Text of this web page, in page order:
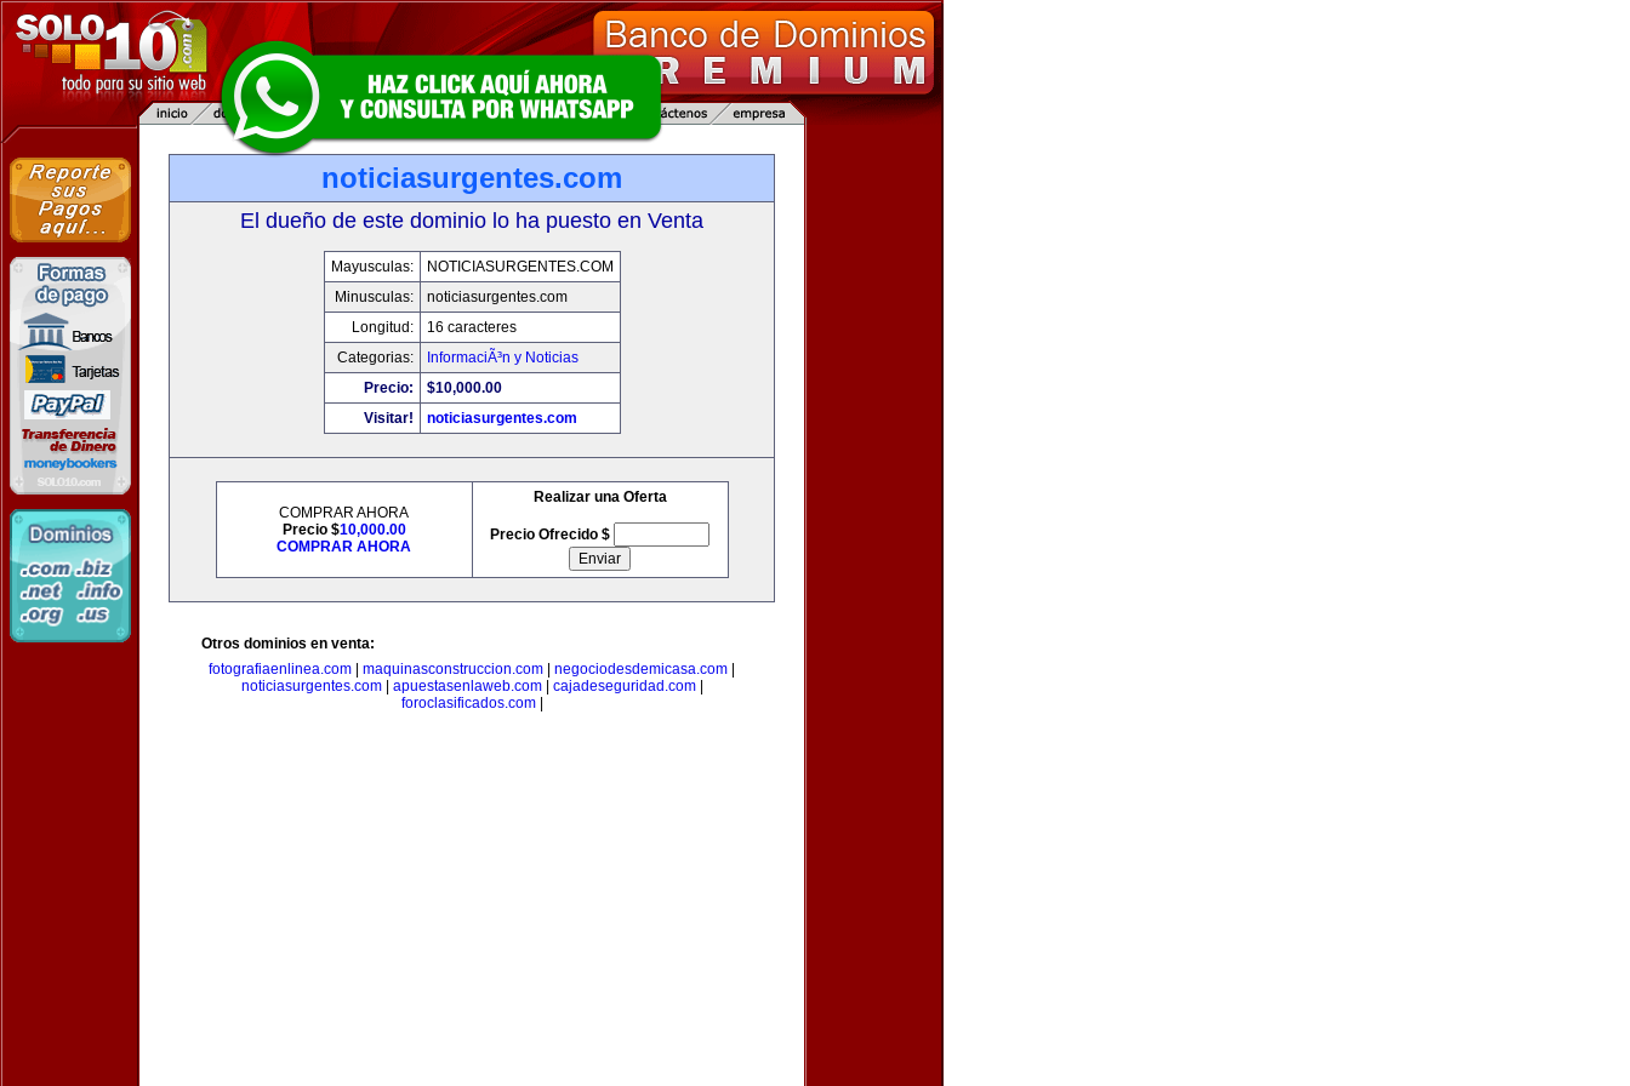
noticiasurgentes.com
El dueño de este dominio lo ha puesto en Venta
Mayusculas:
NOTICIASURGENTES.COM
Minusculas:
noticiasurgentes.com
Longitud:
16 caracteres
Categorias:
InformaciÃ³n y Noticias
Precio:
$10,000.00
Visitar!
noticiasurgentes.com
COMPRAR AHORA
Precio $10,000.00
COMPRAR AHORA
Realizar una Oferta
Precio Ofrecido $
Otros dominios en venta:
fotografiaenlinea.com
maquinasconstruccion.com negociodesdemicasa.com
noticiasurgentes.com| apuestasenlaweb.com| cajadeseguridad.com|
foroclasificados.com|